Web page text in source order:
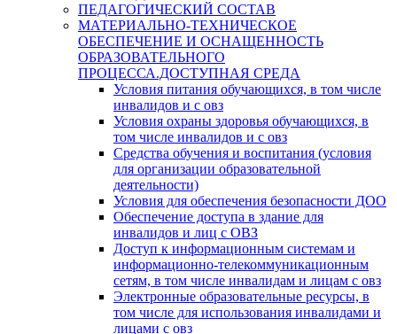
ПЕДАГОГИЧЕСКИЙ СОСТАВ
МАТЕРИАЛЬНО-ТЕХНИЧЕСКОЕ
ОБЕСПЕЧЕНИЕ И ОСНАЩЕННОСТЬ
ОБРАЗОВАТЕЛЬНОГО
ПРОЦЕССА.ДОСТУПНАЯ СРЕДА
Условия питания обучающихся, в том числе
инвалидов и с овз
Условия охраны здоровья обучающихся, в
том числе инвалидов и с овз
Средства обучения и воспитания (условия
для организации образовательной
деятельности)
Условия для обеспечения безопасности ДОО
Обеспечение доступа в здание для
инвалидов и лиц с ОВЗ
Доступ к информационным системам и
информационно-телекоммуникационным
сетям, в том числе инвалидам и лицам с овз
Электронные образовательные ресурсы, в
том числе для использования инвалидами и
лицами с овз